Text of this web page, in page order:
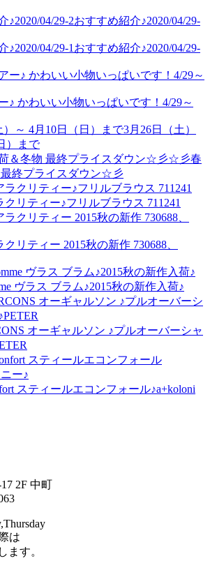
おすすめ紹介♪2020/04/29-
おすすめ紹介♪2020/04/29-
♪ かわいい小物いっぱいです！4/29～
3月26日（土）
）まで
☆彡春
終プライスダウン☆彡
クリティー♪フリルブラウス 711241
クリティー 2015秋の新作 730688、
ヴラス ブラム♪2015秋の新作入荷♪
オーギャルソン ♪プルオーバーシャ
スティールエコンフォール♪a+koloni
2F 中町
は
ます。